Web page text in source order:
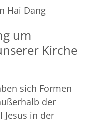
Hai Dang
um
Kirche
sich Formen
der
Jesus in der